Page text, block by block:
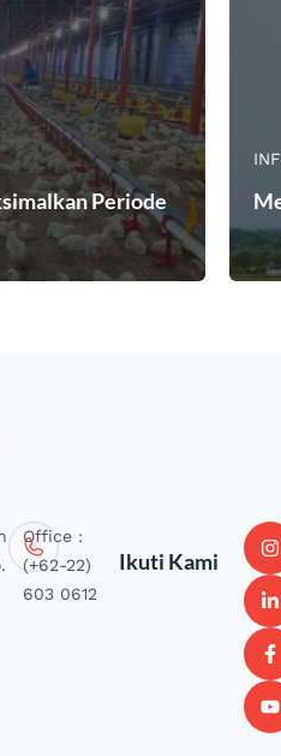
Periode
Office :
(+62-22)
603 0612
Ikuti Kami